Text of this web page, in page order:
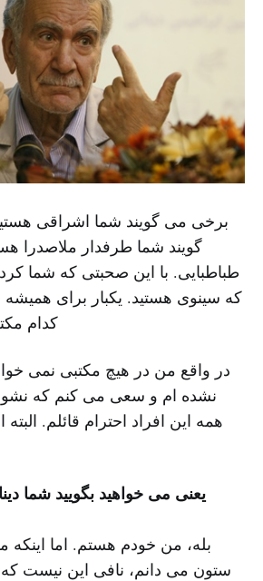
برخی می گویند شما اشراقی
گویند شما طرفدار ملاصدرا
طباطبایی. با این صحبتی که شما
که سینوی هستید. یکبار برای همیشه
کدام
در واقع من در هیچ مکتبی نمی
نشده ام و سعی می کنم که
همه این افراد احترام قائلم.
یعنی می خواهید بگویید شما
بله، من خودم هستم. اما اینکه
ستون می دانم، نافی این نیست